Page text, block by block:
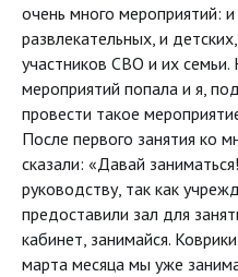
очень много мероприятий: и
развлекательных, и
участников СВО и их
мероприятий попала и я,
провести такое
После первого занятия ко
сказали: «Давай
руководству, так как
предоставили зал для
кабинет, занимайся.
марта месяца мы уже